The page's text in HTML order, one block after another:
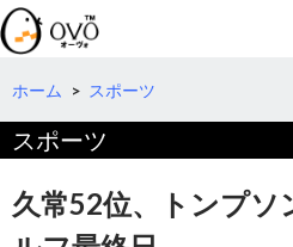
検
索
コ
テ
へ
動
ホーム > スポーツ
スポーツ
久常52位、トンプソ